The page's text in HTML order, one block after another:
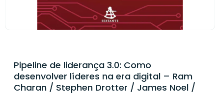
Pipeline de liderança 3.0: Como
desenvolver líderes na era digital – Ram
Charan / Stephen Drotter / James Noel /